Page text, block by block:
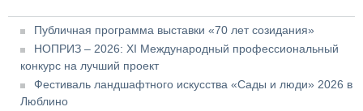
Публичная программа выставки «70 лет созидания»
НОПРИЗ – 2026: XI Международный профессиональный
конкурс на лучший проект
Фестиваль ландшафтного искусства «Сады и люди» 2026 в
Люблино